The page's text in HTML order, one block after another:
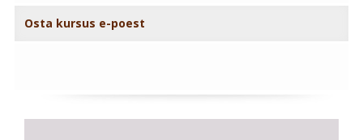
Osta kursus e-poest